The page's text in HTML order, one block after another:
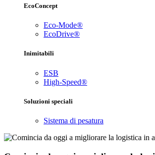
EcoConcept
Eco-Mode®
EcoDrive®
Inimitabili
ESB
High-Speed®
Soluzioni speciali
Sistema di pesatura